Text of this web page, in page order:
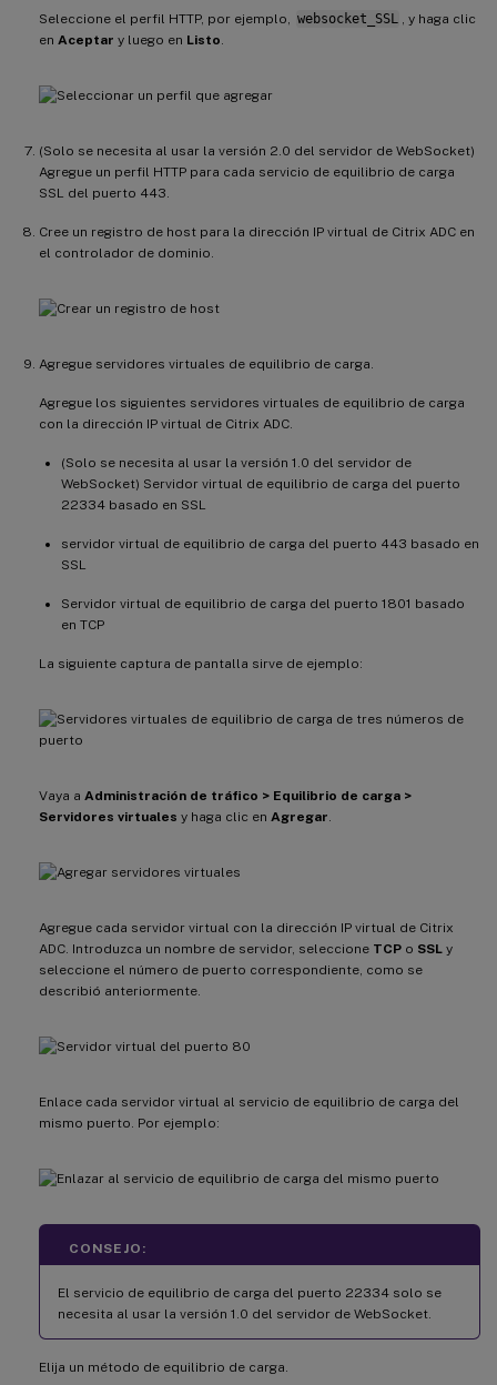
Seleccione el perfil HTTP, por ejemplo, websocket_SSL
, y haga clic
en Aceptar y luego en Listo
(Solo se necesita al usar la versión 2.0 del servidor de WebSocket)
Agregue un perfil HTTP para cada servicio de equilibrio de carga
SSL del puerto 443.
Cree un registro de host para la dirección IP virtual de Citrix ADC en
el controlador de dominio.
Agregue servidores virtuales de equilibrio de carga.
Agregue los siguientes servidores virtuales de equilibrio de carga
con la dirección IP virtual de Citrix ADC.
(Solo se necesita al usar la versión 1.0 del servidor de
WebSocket) Servidor virtual de equilibrio de carga del puerto
22334 basado en SSL
servidor virtual de equilibrio de carga del puerto 443 basado en
SSL
Servidor virtual de equilibrio de carga del puerto 1801 basado
en TCP
La siguiente captura de pantalla sirve de ejemplo:
Vaya a Administración de tráfico > Equilibrio de carga >
Servidores virtuales y haga clic en Agregar
Agregue cada servidor virtual con la dirección IP virtual de Citrix
ADC. Introduzca un nombre de servidor, seleccione TCP o SSL y
seleccione el número de puerto correspondiente, como se
describió anteriormente.
Enlace cada servidor virtual al servicio de equilibrio de carga del
mismo puerto. Por ejemplo:
CONSEJO:
El servicio de equilibrio de carga del puerto 22334 solo se
necesita al usar la versión 1.0 del servidor de WebSocket.
Elija un método de equilibrio de carga.